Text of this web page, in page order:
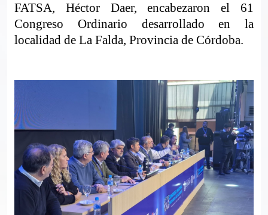
FATSA, Héctor Daer, encabezaron el 61
Congreso Ordinario desarrollado en la
localidad de La Falda, Provincia de Córdoba.